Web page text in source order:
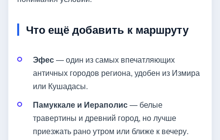
Что ещё добавить к маршруту
Эфес— один из самых впечатляющих
античных городов региона, удобен из Измира
или Кушадасы.
Памуккале и Иераполис— белые
травертины и древний город, но лучше
приезжать рано утром или ближе к вечеру.